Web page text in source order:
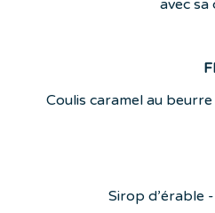
avec
Coulis caramel au
Sirop d’érable